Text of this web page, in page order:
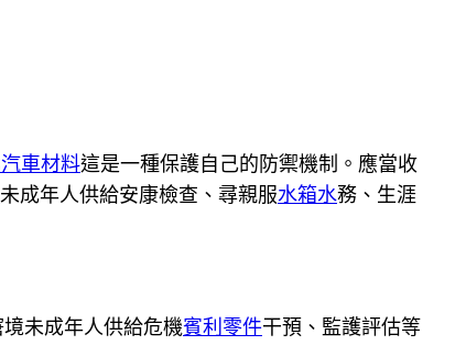
車材料這是一種保護自己的防禦機制。應當收
未成年人供給安康檢查、尋親服水箱水務、生涯
未成年人供給危機賓利零件干預、監護評估等